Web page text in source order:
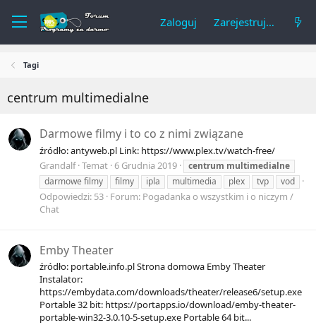
Zaloguj Zarejestruj się
Tagi
centrum multimedialne
Darmowe filmy i to co z nimi związane
źródło: antyweb.pl Link: https://www.plex.tv/watch-free/
Grandalf Temat 6 Grudnia 2019 centrum multimedialne
darmowe filmy
filmy ipla multimedia plex tvp vod
Odpowiedzi: 53 Forum: Pogadanka o wszystkim i o niczym /
Chat
Emby Theater
źródło: portable.info.pl Strona domowa Emby Theater
Instalator:
https://embydata.com/downloads/theater/release6/setup.exe
Portable 32 bit: https://portapps.io/download/emby-theater-
portable-win32-3.0.10-5-setup.exe Portable 64 bit...